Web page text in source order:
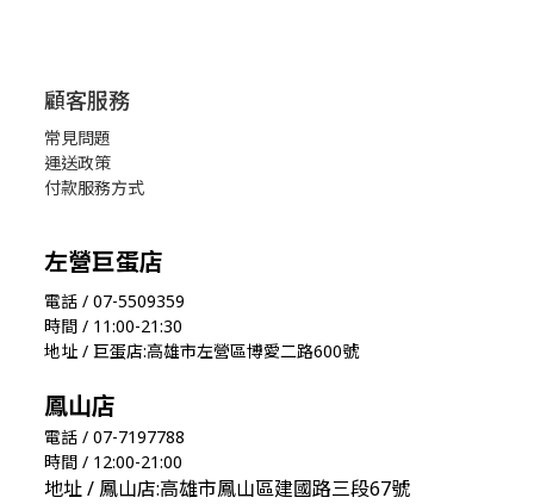
顧客服務
常見問題
運送政策
付款服務方式
左營巨蛋店
電話 / 07-5509359
時間 / 11:00-21:30
地址 / 巨蛋店:高雄市左營區博愛二路600號
鳳山店
電話 / 07-7197788
時間 / 12:00-21:00
地址 / 鳳山店:高雄市鳳山區建國路三段67號